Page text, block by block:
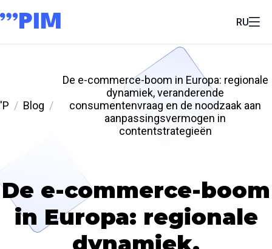
RU
'P Blog
De e-commerce-boom in Europa: regionale
dynamiek, veranderende
consumentenvraag en de noodzaak aan
aanpassingsvermogen in
contentstrategieën
De e-commerce-boom
in Europa: regionale
dynamiek,